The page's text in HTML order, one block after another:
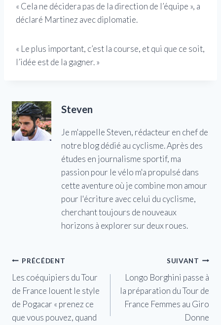
« Cela ne décidera pas de la direction de l’équipe », a
déclaré Martinez avec diplomatie.
« Le plus important, c’est la course, et qui que ce soit,
l’idée est de la gagner. »
Steven
Je m'appelle Steven, rédacteur en chef de
notre blog dédié au cyclisme. Après des
études en journalisme sportif, ma
passion pour le vélo m'a propulsé dans
cette aventure où je combine mon amour
pour l'écriture avec celui du cyclisme,
cherchant toujours de nouveaux
horizons à explorer sur deux roues.
Navigation
de
l’article
PRÉCÉDENT
Les coéquipiers du Tour
de France louent le style
de Pogacar « prenez ce
que vous pouvez, quand
SUIVANT
Longo Borghini passe à
la préparation du Tour de
France Femmes au Giro
Donne